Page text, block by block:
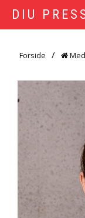
DIU
Forside